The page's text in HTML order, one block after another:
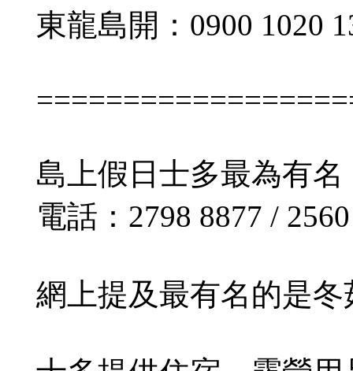
東龍島開：0900 1020
島上假日士多最為有名
電話：2798 8877 /
網上提及最有名的是